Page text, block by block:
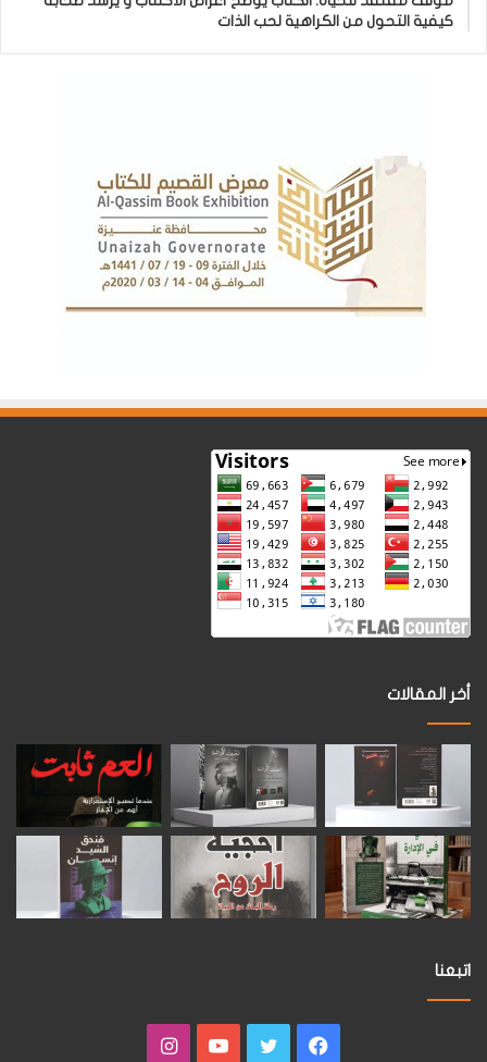
كيفية التحول من الكراهية لحب الذات
أخر المقالات
اتبعنا
فيسبوكتويتر يوتيوبانستقرام